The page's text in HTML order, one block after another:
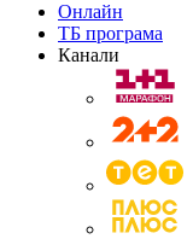
Онлайн
ТБ програма
Канали